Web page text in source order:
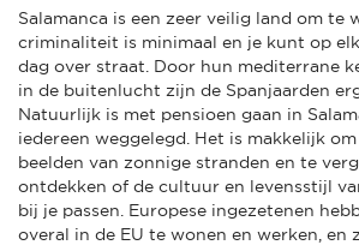
Salamanca is een zeer veilig land om te
criminaliteit is minimaal en je kunt op
dag over straat. Door hun mediterrane
in de buitenlucht zijn de Spanjaarden
Natuurlijk is met pensioen gaan in
iedereen weggelegd. Het is makkelijk
beelden van zonnige stranden en te
ontdekken of de cultuur en levensstijl
bij je passen. Europese ingezetenen
overal in de EU te wonen en werken, en